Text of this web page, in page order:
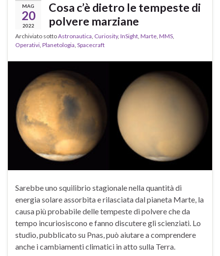
MAG
20
2022
Cosa c’è dietro le tempeste di
polvere marziane
Archiviato sottoAstronautica, Curiosity, InSight, Marte, MMS,
Operativi, Planetologia, Spacecraft
Sarebbe uno squilibrio stagionale nella quantità di
energia solare assorbita e rilasciata dal pianeta Marte, la
causa più probabile delle tempeste di polvere che da
tempo incuriosiscono e fanno discutere gli scienziati. Lo
studio, pubblicato su Pnas, può aiutare a comprendere
anche i cambiamenti climatici in atto sulla Terra.